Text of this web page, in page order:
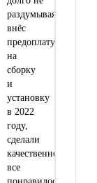
раздумывая
внёс
предоплату
на
сборку
и
установку
в 2022
году,
сделали
качественно,
все